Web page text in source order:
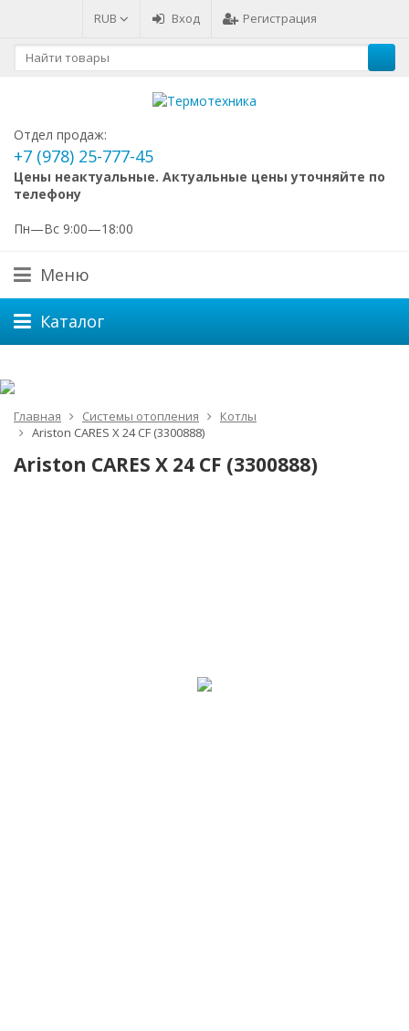
RUB Вход Регистрация
Отдел продаж:
+7 (978) 25-777-45
Цены неактуальные. Актуальные цены уточняйте по
телефону
Пн—Вс 9:00—18:00
Меню
Каталог
Главная Системы отопления
Котлы
Ariston CARES X 24 CF (3300888)
Ariston CARES X 24 CF (3300888)